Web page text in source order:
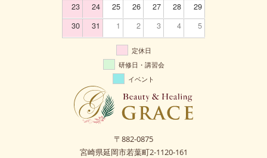
23
24 25 26 27 28
29
30
31 1 2 3 4 5
定休日
研修日・講習会
イベント
〒882-0875
宮崎県延岡市若葉町2-1120-161